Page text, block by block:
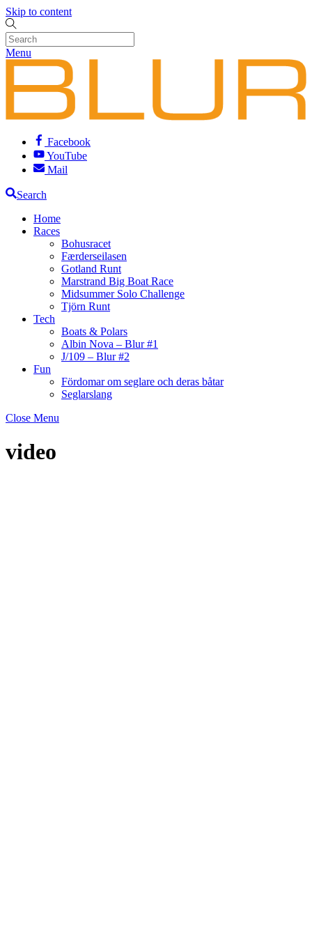
Skip to content
Menu
Facebook
YouTube
Mail
Search
Home
Races
Bohusracet
Færderseilasen
Gotland Runt
Marstrand Big Boat Race
Midsummer Solo Challenge
Tjörn Runt
Tech
Boats & Polars
Albin Nova – Blur #1
J/109 – Blur #2
Fun
Fördomar om seglare och deras båtar
Seglarslang
Close Menu
video